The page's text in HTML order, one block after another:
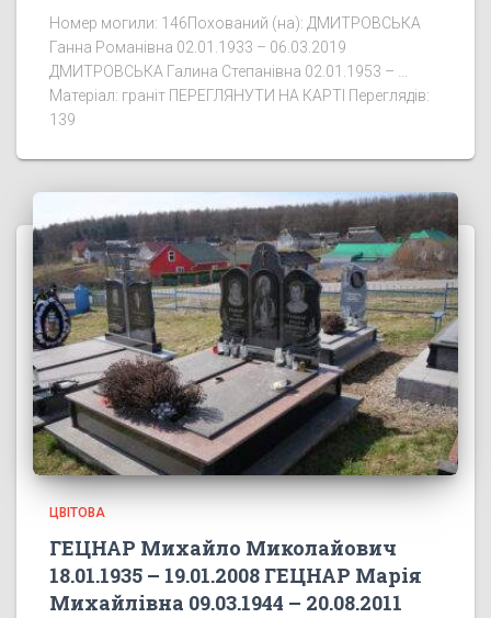
Номер могили: 146Похований (на): ДМИТРОВСЬКА
Ганна Романівна 02.01.1933 – 06.03.2019
ДМИТРОВСЬКА Галина Степанівна 02.01.1953 – …
Матеріал: граніт ПЕРЕГЛЯНУТИ НА КАРТІ Переглядів:
139
ЦВІТОВА
ГЕЦНАР Михайло Миколайович
18.01.1935 – 19.01.2008 ГЕЦНАР Марія
Михайлівна 09.03.1944 – 20.08.2011